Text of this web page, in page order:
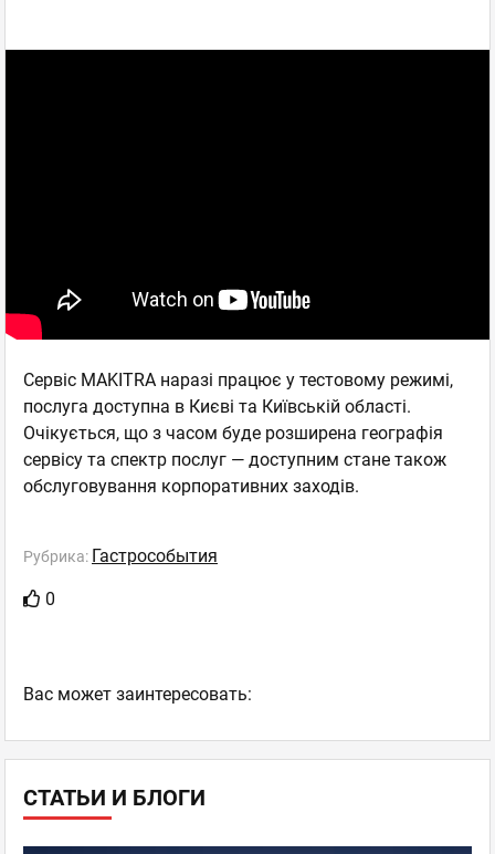
СТАТЬИ И БЛОГИ
Сервіс MAKITRA наразі працює у тестовому режимі,
послуга доступна в Києві та Київській області.
Очікується, що з часом буде розширена географія
сервісу та спектр послуг — доступним стане також
обслуговування корпоративних заходів.
Рубрика: Гастрособытия
0
Ваc может заинтересовать: